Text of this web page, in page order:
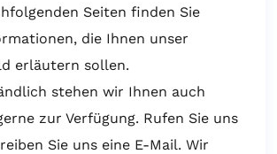
Seiten finden Sie
die Ihnen unser
erläutern sollen.
stehen wir Ihnen auch
zur Verfügung. Rufen Sie uns
Sie uns eine E-Mail. Wir